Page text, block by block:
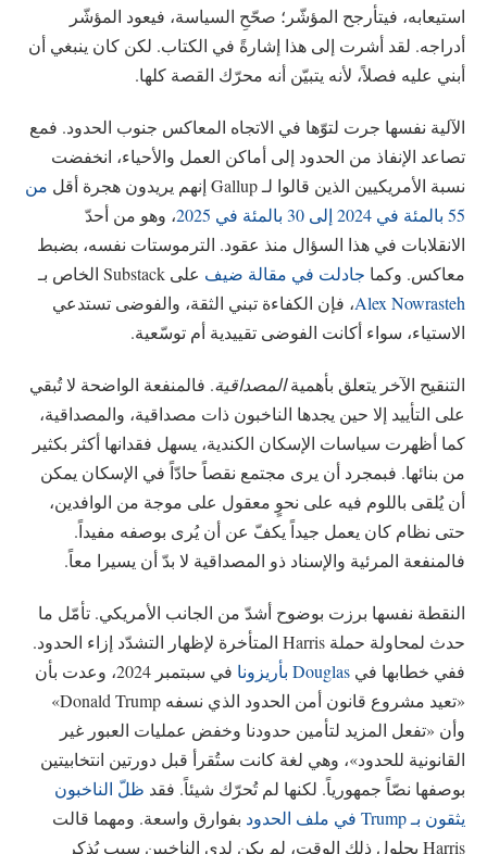
استيعابه، فيتأرجح المؤشّر؛ صحّحِ السياسة، فيعود المؤشّر
أدراجه. لقد أشرت إلى هذا إشارةً في الكتاب. لكن كان ينبغي أن
أبني عليه فصلاً، لأنه يتبيّن أنه محرّك القصة كلها.
الآلية نفسها جرت لتوّها في الاتجاه المعاكس جنوب الحدود. فمع
تصاعد الإنفاذ من الحدود إلى أماكن العمل والأحياء، انخفضت
نسبة الأمريكيين الذين قالوا لـ Gallup إنهم يريدون هجرة أقل
من
55 بالمئة في 2024 إلى 30 بالمئة في 2025
، وهو من أحدّ
الانقلابات في هذا السؤال منذ عقود. الترموستات نفسه، بضبط
معاكس. وكما جادلت في مقالة ضيف على Substack الخاص بـ
Alex Nowrasteh، فإن الكفاءة تبني الثقة، والفوضى تستدعي
الاستياء، سواء أكانت الفوضى تقييدية أم توسّعية.
التنقيح الآخر يتعلق بأهميةالمصداقية. فالمنفعة الواضحة لا تُبقي
على التأييد إلا حين يجدها الناخبون ذات مصداقية، والمصداقية،
كما أظهرت سياسات الإسكان الكندية، يسهل فقدانها أكثر بكثير
من بنائها. فبمجرد أن يرى مجتمع نقصاً حادّاً في الإسكان يمكن
أن يُلقى باللوم فيه على نحوٍ معقول على موجة من الوافدين،
حتى نظام كان يعمل جيداً يكفّ عن أن يُرى بوصفه مفيداً.
فالمنفعة المرئية والإسناد ذو المصداقية لا بدّ أن يسيرا معاً.
النقطة نفسها برزت بوضوح أشدّ من الجانب الأمريكي. تأمّل ما
حدث لمحاولة حملة Harris المتأخرة لإظهار التشدّد إزاء الحدود.
ففي خطابها في Douglas بأريزونا
في سبتمبر 2024، وعدت بأن
«تعيد مشروع قانون أمن الحدود الذي نسفه Donald Trump»
وأن «تفعل المزيد لتأمين حدودنا وخفض عمليات العبور غير
القانونية للحدود»، وهي لغة كانت ستُقرأ قبل دورتين انتخابيتين
بوصفها نصّاً جمهورياً. لكنها لم تُحرّك شيئاً. فقد ظلّ الناخبون
يثقون بـ Trump في ملف الحدود
بفوارق واسعة. ومهما قالت
Harris بحلول ذلك الوقت، لم يكن لدى الناخبين سبب يُذكر